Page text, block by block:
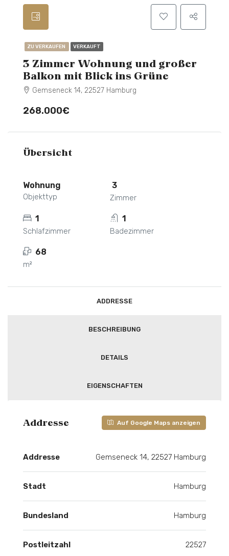
ZU VERKAUFEN VERKAUFT
3 Zimmer Wohnung und großer
Balkon mit Blick ins Grüne
Gemseneck 14, 22527 Hamburg
268.000€
Übersicht
Wohnung
Objekttyp
3
Zimmer
1
Schlafzimmer
1
Badezimmer
68
m²
ADDRESSE
BESCHREIBUNG
DETAILS
EIGENSCHAFTEN
Addresse Auf Google Maps anzeigen
Addresse Gemseneck 14, 22527 Hamburg
Stadt Hamburg
Bundesland Hamburg
Postleitzahl 22527